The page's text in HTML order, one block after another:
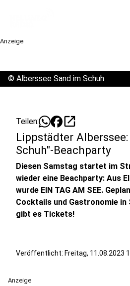
Anzeige
© Alberssee Sand im Schuh
Teilen: open_in_new
Lippstädter Alberssee:
Schuh"-Beachparty
Diesen Samstag startet im
wieder eine Beachparty: Aus
wurde EIN TAG AM SEE.
Cocktails und Gastronomie in
gibt es Tickets!
Veröffentlicht: Freitag, 11.08.2023
Anzeige